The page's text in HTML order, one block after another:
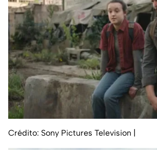
Crédito: Sony Pictures Television |